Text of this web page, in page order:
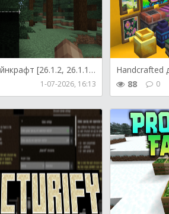
Emojis для Майнкрафт [26.1.2, 26.1.1, 26.1]
1-07-2026, 16:13
88
0